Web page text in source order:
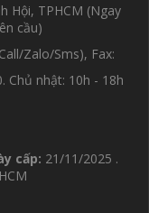
Hội, TPHCM (Ngay
cầu)
Zalo/Sms), Fax:
Chủ nhật: 10h - 18h
cấp: 21/11/2025 .